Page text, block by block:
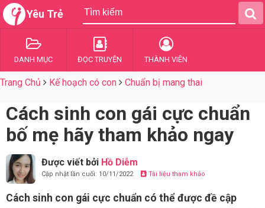
Yêu Trẻ
DANH MỤC ĐỌC TRUYỆN THÀNH VIÊN
Trang Chủ Kế hoạch có con Chuẩn bị mang thai
Cách sinh con gái cực chuẩn
bố mẹ hãy tham khảo ngay
Được viết bởi Hồ Diễm
Cập nhật lần cuối: 10/11/2022 Tài liệu tham khảo
Cách sinh con gái cực chuẩn có thể được đề cập